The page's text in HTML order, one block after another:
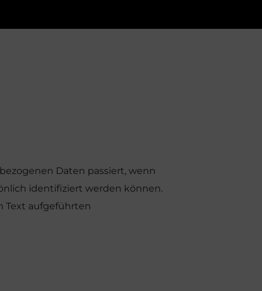
Daten passiert, wenn
identifiziert werden können.
Text aufgeführten